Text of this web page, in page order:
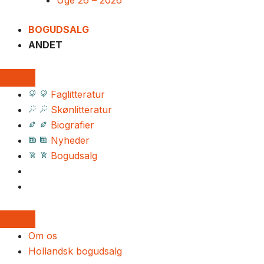
BOGUDSALG
ANDET
Faglitteratur
Skønlitteratur
Biografier
Nyheder
Bogudsalg
Om os
Hollandsk bogudsalg